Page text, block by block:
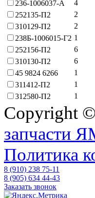
236-1006037-А
4
252135-П2
2
310129-П2
2
238Б-1006015-Г2 1
252156-П2
6
310130-П2
6
45 9824 6266
1
311412-П2
1
312580-П2
1
Copyright
запчасти
Политика
8 (910) 238 75-11
8 (905) 634 44-43
Заказать звонок